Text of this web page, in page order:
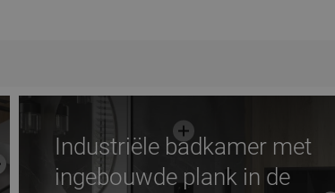
Industriële badkamer met
ingebouwde plank in de